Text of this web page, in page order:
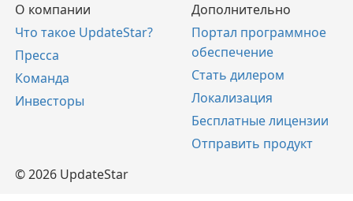
О компании
Что такое UpdateStar?
Пресса
Команда
Инвесторы
Дополнительно
Портал программное
обеспечение
Стать дилером
Локализация
Бесплатные лицензии
Отправить продукт
© 2026 UpdateStar